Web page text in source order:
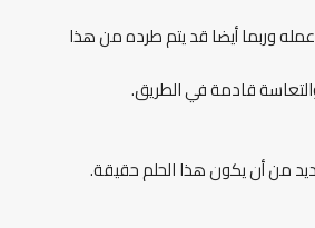
وربما أيضا قد يتم طرده من هذا
قادمة في الطريق.
من أن يكون هذا الحلم حقيقة.